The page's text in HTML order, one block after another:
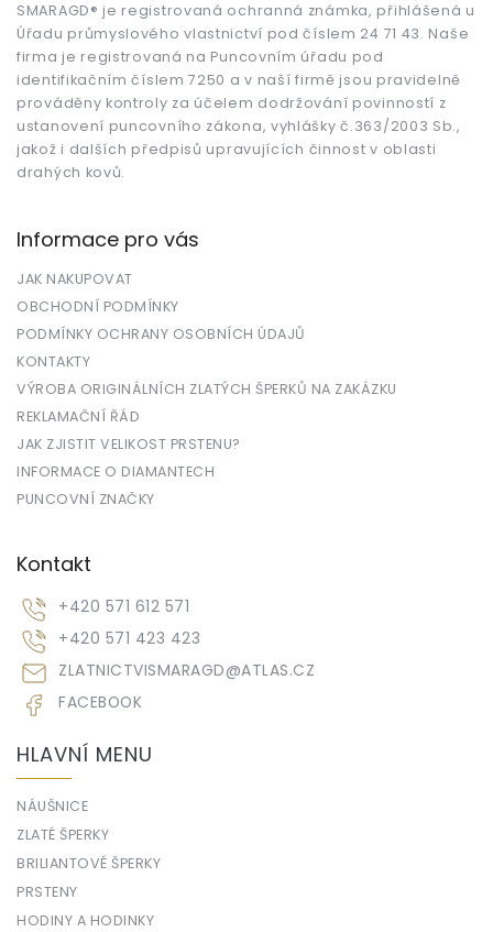
SMARAGD® je registrovaná ochranná známka, přihlášená u
Úřadu průmyslového vlastnictví pod číslem 24 71 43. Naše
firma je registrovaná na Puncovním úřadu pod
identifikačním číslem 7250 a v naší firmě jsou pravidelně
prováděny kontroly za účelem dodržování povinností z
ustanovení puncovního zákona, vyhlášky č.363/2003 Sb.,
jakož i dalších předpisů upravujících činnost v oblasti
drahých kovů.
Informace pro vás
JAK NAKUPOVAT
OBCHODNÍ PODMÍNKY
PODMÍNKY OCHRANY OSOBNÍCH ÚDAJŮ
KONTAKTY
VÝROBA ORIGINÁLNÍCH ZLATÝCH ŠPERKŮ NA ZAKÁZKU
REKLAMAČNÍ ŘÁD
JAK ZJISTIT VELIKOST PRSTENU?
INFORMACE O DIAMANTECH
PUNCOVNÍ ZNAČKY
Kontakt
ZLATNICTVISMARAGD@ATLAS.CZ
+420 571 612 571
+420 571 423 423
FACEBOOK
HLAVNÍ MENU
NÁUŠNICE
ZLATÉ ŠPERKY
BRILIANTOVÉ ŠPERKY
PRSTENY
HODINY A HODINKY